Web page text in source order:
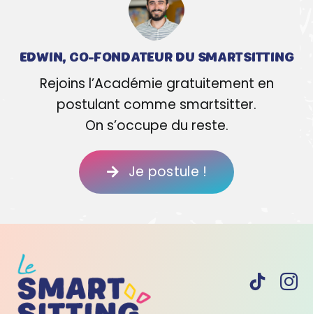
EDWIN, CO-FONDATEUR DU SMARTSITTING
Rejoins l’Académie gratuitement en
postulant comme smartsitter.
On s’occupe du reste.
Je postule !